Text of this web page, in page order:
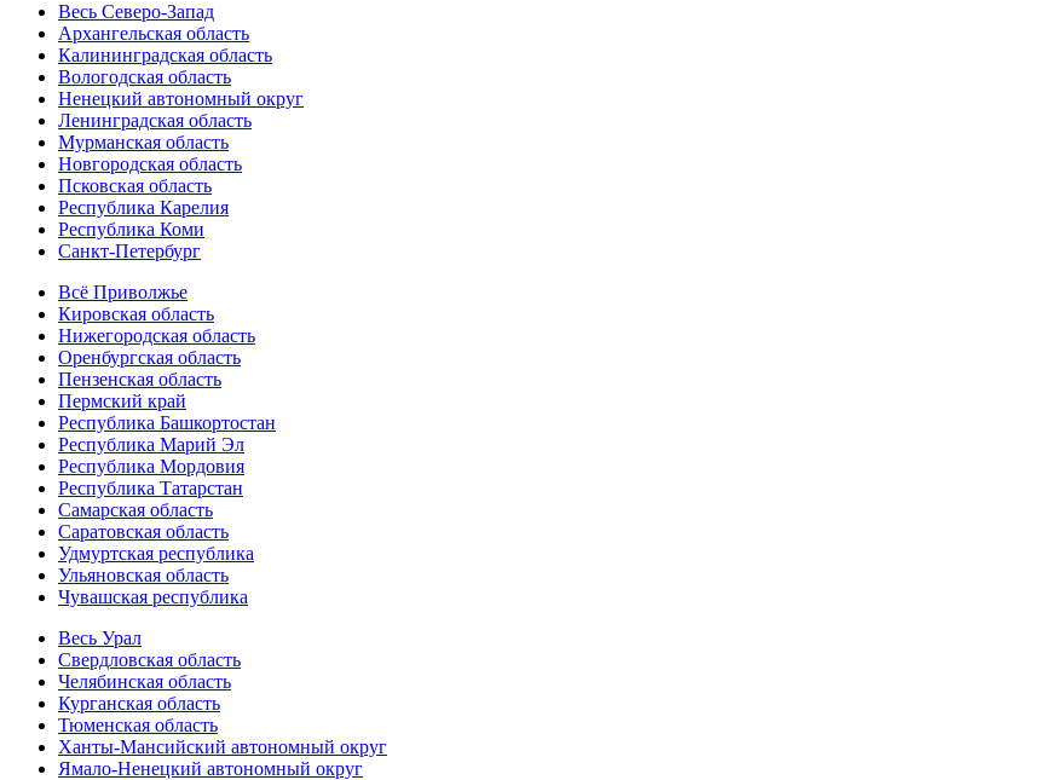
Весь Северо-Запад
Архангельская область
Калининградская область
Вологодская область
Ненецкий автономный округ
Ленинградская область
Мурманская область
Новгородская область
Псковская область
Республика Карелия
Республика Коми
Санкт-Петербург
Всё Приволжье
Кировская область
Нижегородская область
Оренбургская область
Пензенская область
Пермский край
Республика Башкортостан
Республика Марий Эл
Республика Мордовия
Республика Татарстан
Самарская область
Саратовская область
Удмуртская республика
Ульяновская область
Чувашская республика
Весь Урал
Свердловская область
Челябинская область
Курганская область
Тюменская область
Ханты-Мансийский автономный округ
Ямало-Ненецкий автономный округ